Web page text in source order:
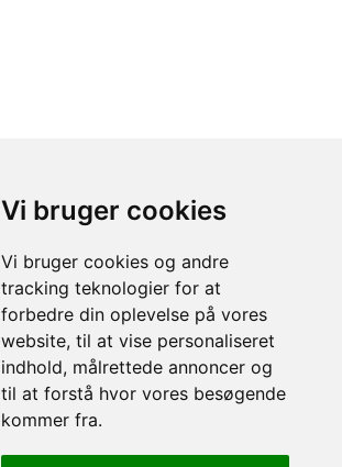
Vi bruger cookies
Vi bruger cookies og andre
tracking teknologier for at
forbedre din oplevelse på vores
website, til at vise personaliseret
indhold, målrettede annoncer og
til at forstå hvor vores besøgende
kommer fra.